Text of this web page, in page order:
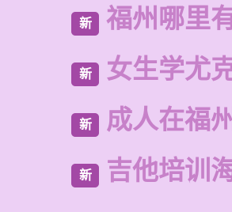
新 福州哪里
新 女生学尤
新 成人在福
新 吉他培训